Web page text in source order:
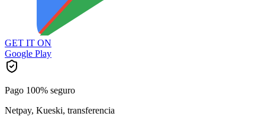
GET IT ON
Google Play
Pago 100% seguro
Netpay, Kueski, transferencia